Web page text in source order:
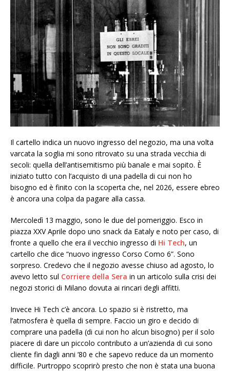
Il cartello indica un nuovo ingresso del negozio, ma una volta
varcata la soglia mi sono ritrovato su una strada vecchia di
secoli: quella dell’antisemitismo più banale e mai sopito. È
iniziato tutto con l’acquisto di una padella di cui non ho
bisogno ed è finito con la scoperta che, nel 2026, essere ebreo
è ancora una colpa da pagare alla cassa.
Mercoledì 13 maggio, sono le due del pomeriggio. Esco in
piazza XXV Aprile dopo uno snack da Eataly e noto per caso, di
fronte a quello che era il vecchio ingresso di Hi Tech, un
cartello che dice “nuovo ingresso Corso Como 6”. Sono
sorpreso. Credevo che il negozio avesse chiuso ad agosto, lo
avevo letto sul Corriere della Sera in un articolo sulla crisi dei
negozi storici di Milano dovuta ai rincari degli affitti.
Invece Hi Tech c’è ancora. Lo spazio si è ristretto, ma
l’atmosfera è quella di sempre. Faccio un giro e decido di
comprare una padella (di cui non ho alcun bisogno) per il solo
piacere di dare un piccolo contributo a un’azienda di cui sono
cliente fin dagli anni ’80 e che sapevo reduce da un momento
difficile. Purtroppo scoprirò presto che non è stata una buona